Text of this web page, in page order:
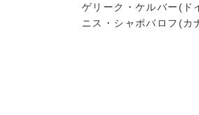
ゲリーク・ケルバー(ド
ニス・シャポバロフ(カ